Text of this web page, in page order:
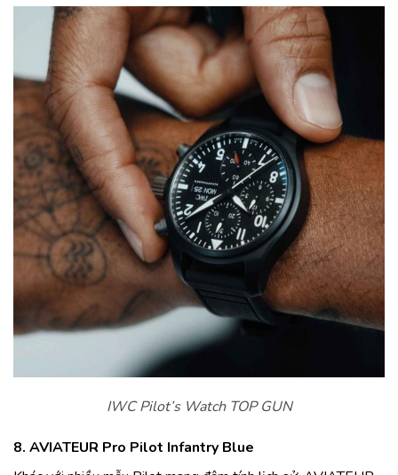
IWC Pilot’s Watch TOP GUN
8. AVIATEUR Pro Pilot Infantry Blue